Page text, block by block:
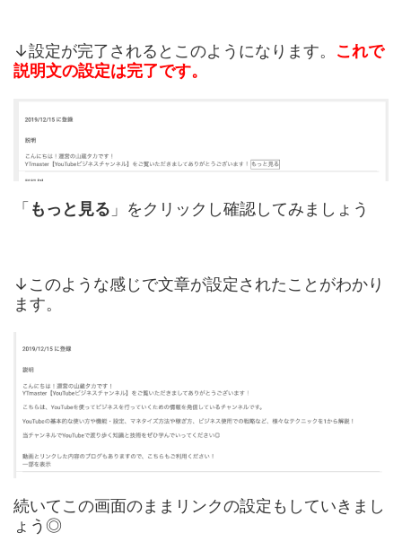
↓設定が完了されるとこのようになります。 これで
説明文の設定は完了です。
「 もっと見る 」をクリックし確認してみましょう
↓このような感じで文章が設定されたことがわかり
ます。
続いてこの画面のままリンクの設定もしていきまし
ょう◎